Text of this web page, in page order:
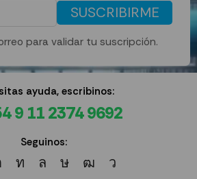
SUSCRIBIRME
para validar tu suscripción.
ayuda, escribinos:
9 11 2374 9692
Seguinos: